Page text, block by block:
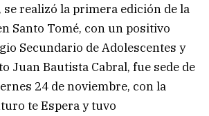
realizó la primera edición de la
Santo Tomé, con un positivo
Secundario de Adolescentes y
Juan Bautista Cabral, fue sede de
24 de noviembre, con la
te Espera y tuvo